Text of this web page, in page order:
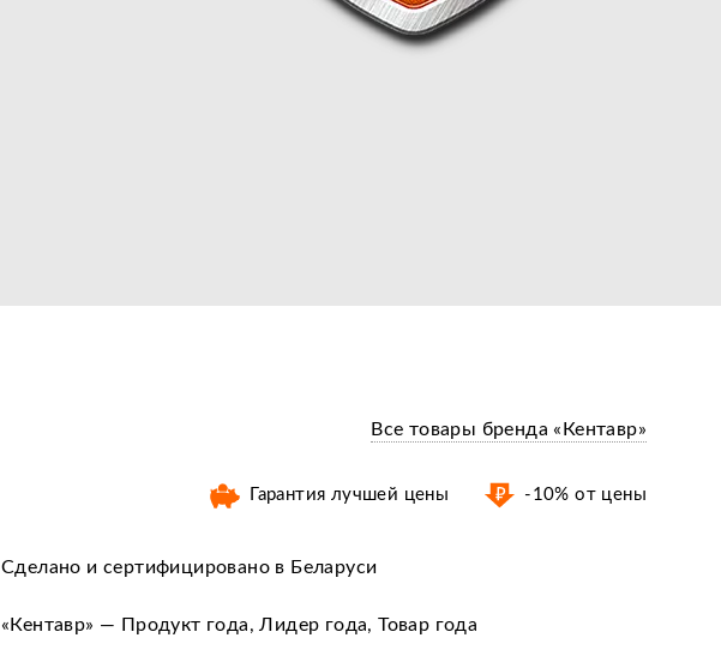
Все товары бренда «Кентавр»
Гарантия лучшей цены -10% от цены
Сделано и сертифицировано в Беларуси
«Кентавр» — Продукт года, Лидер года, Товар года